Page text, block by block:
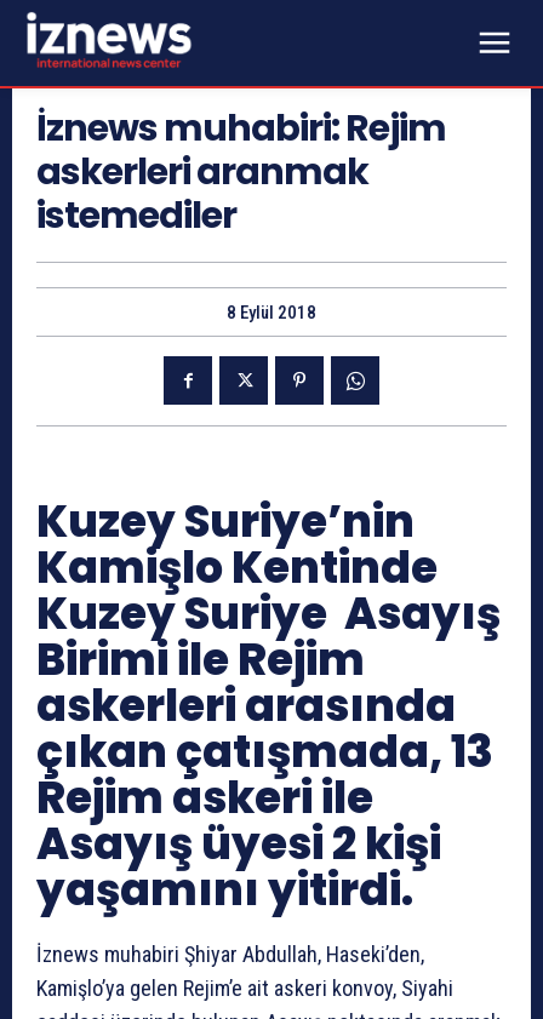
İznews muhabiri: Rejim
askerleri aranmak
istemediler
8 Eylül 2018
Kuzey Suriye’nin
Kamişlo Kentinde
Kuzey Suriye Asayış
Birimi ile Rejim
askerleri arasında
çıkan çatışmada, 13
Rejim askeri ile
Asayış üyesi 2 kişi
yaşamını yitirdi.
İznews muhabiri Şhiyar Abdullah, Haseki’den,
Kamişlo’ya gelen Rejim’e ait askeri konvoy, Siyahi